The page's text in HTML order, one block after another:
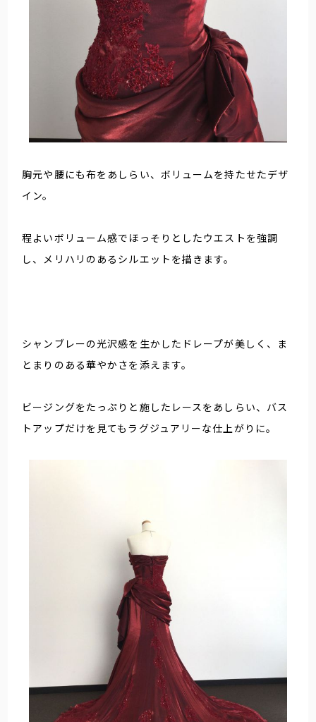
胸元や腰にも布をあしらい、ボリュームを持たせたデザ
イン。
程よいボリューム感でほっそりとしたウエストを強調
し、メリハリのあるシルエットを描きます。
シャンブレーの光沢感を生かしたドレープが美しく、ま
とまりのある華やかさを添えます。
ビージングをたっぷりと施したレースをあしらい、バス
トアップだけを見てもラグジュアリーな仕上がりに。